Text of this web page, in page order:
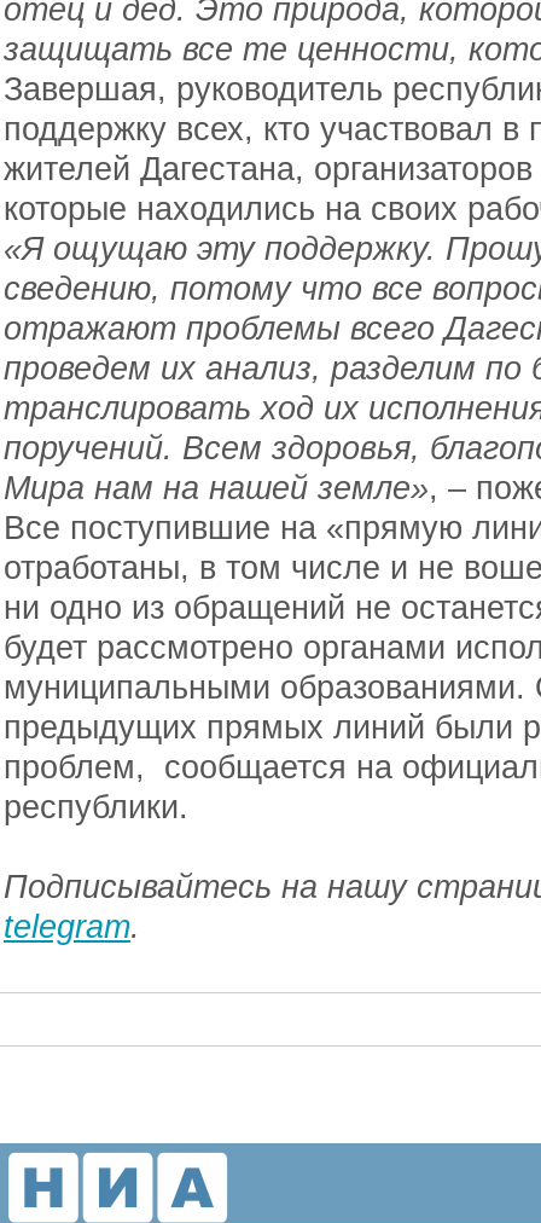
отец и дед. Это природа,
защищать все те ценности,
Завершая, руководитель
поддержку всех, кто участвовал
жителей Дагестана,
которые находились на своих
«Я ощущаю эту поддержку.
сведению, потому что все
отражают проблемы всего
проведем их анализ, разделим
транслировать ход их
поручений. Всем здоровья,
Мира нам на нашей земле», –
Все поступившие на «прямую
отработаны, в том числе и не
ни одно из обращений не
будет рассмотрено органами
муниципальными образованиями.
предыдущих прямых линий были
проблем, сообщается на
республики.
Подписывайтесь на нашу
telegram.